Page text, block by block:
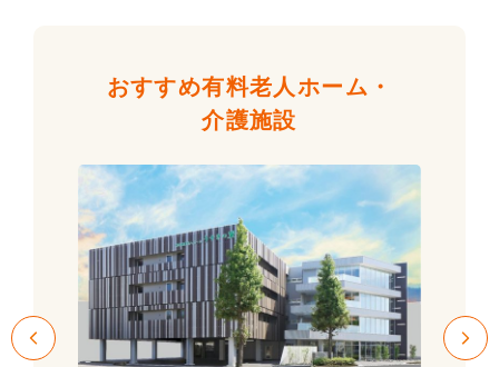
おすすめ有料老人ホーム・
介護施設